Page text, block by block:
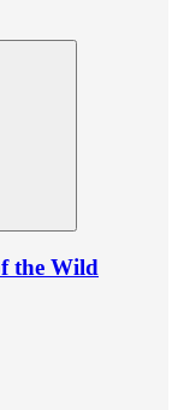
the Wild